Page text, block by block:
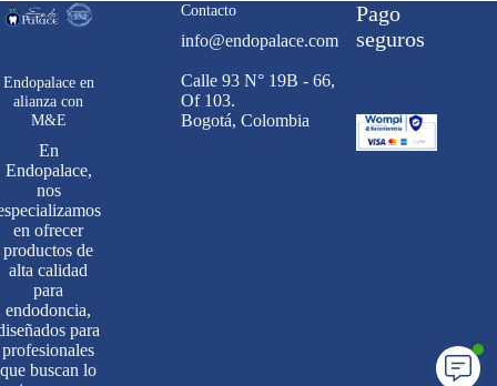
Endopalace en
alianza con
M&E
En
Endopalace,
nos
en ofrecer
productos de
alta calidad
para
endodoncia,
para
profesionales
que buscan lo
Contacto
info@endopalace.com
Calle 93 N° 19B - 66,
Of 103.
Bogotá, Colombia
Pago
seguros